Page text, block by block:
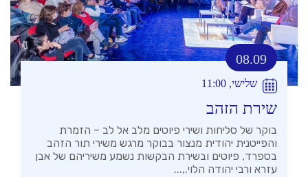
08.09
שלישי, 11:00
שירת הזהב
בוקר של סליחות ושירי פיוטים מלב אל לב – הזמרת
והפייטנית יהודית מנצור בבוקר מרגש משירי תור הזהב
בספרד, פיוטים ובשירת הבקשות נשמע משיריהם של אבן
עזרא ורבי יהודה הלוי.,...